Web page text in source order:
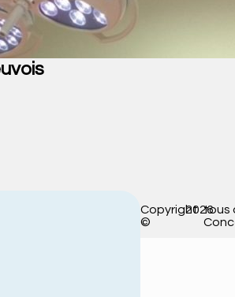
Copyright
©
2026tous